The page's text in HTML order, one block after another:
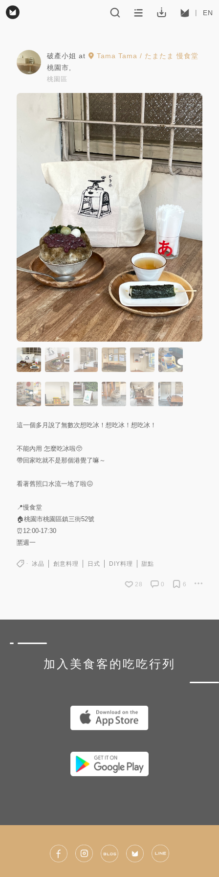
EN
破產小姐 at
Tama Tama / たまたま 慢食堂
桃園市
桃園區
這一個多月說了無數次想吃冰！想吃冰！想吃冰！
不能內用 怎麼吃冰啦🥺
帶回家吃就不是那個港覺了嘛～
看著舊照口水流一地了啦😖
📍慢食堂
🏠桃園市桃園區鎮三街52號
⏰12:00-17:30
🈲️週一
冰品 創意料理 日式 DIY料理 甜點
28 0 6
加入美食客的吃吃行列